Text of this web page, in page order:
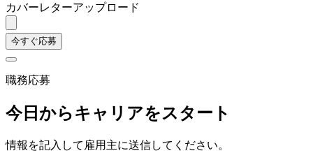
カバーレターアップロード
今すぐ応募
職務応募
今日からキャリアをスタート
情報を記入して雇用主に送信してください。